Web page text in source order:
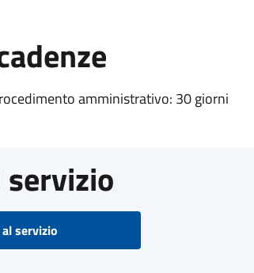
amministrativo: 30 giorni
servizio
servizio